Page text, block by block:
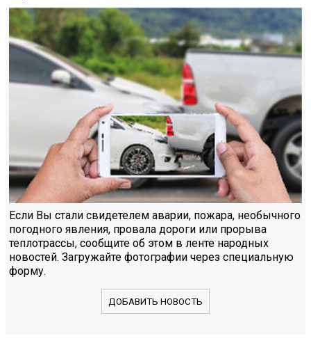
Если Вы стали свидетелем аварии, пожара, необычного
погодного явления, провала дороги или прорыва
теплотрассы, сообщите об этом в ленте народных
новостей. Загружайте фотографии через специальную
форму.
ДОБАВИТЬ НОВОСТЬ